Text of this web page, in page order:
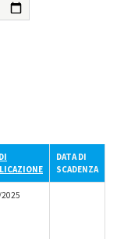
DATA DI
SCADENZA